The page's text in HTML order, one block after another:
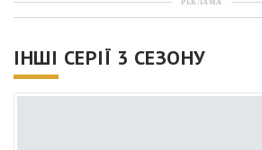
РЕКЛАМА
ІНШІ СЕРІЇ 3 СЕЗОНУ